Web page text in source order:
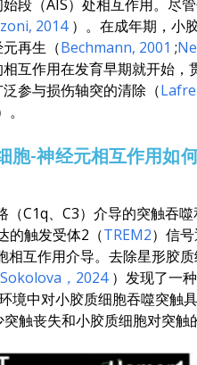
段（AIS）处相互作用。尽
, 2014 ）。在成年期，小
再生（Bechmann, 2001 ;
互作用在发育早期就开始
参与损伤轴突的清除（
。
胞-神经元相互作用如
C1q、C3）介导的突触吞
的触发受体2（TREM2）信
互作用介导。去除星形胶
Sokolova ，2024 ）发现了一
境中对小胶质细胞吞噬突
触丧失和小胶质细胞对突触